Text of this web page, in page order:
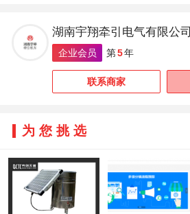
湖南宇翔牵引电气有限公司
企业会员 第5年
联系商家
为您挑选